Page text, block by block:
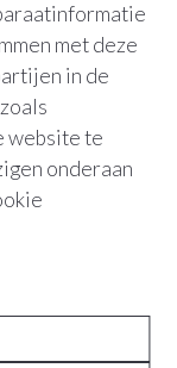
met deze
in de
website te
onderaan
met